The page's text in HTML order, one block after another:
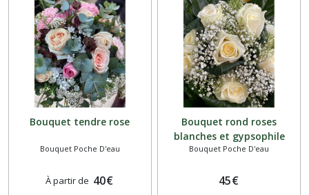
Bouquet tendre rose
Bouquet Poche D'eau
À partir de 40€
Bouquet rond roses
blanches et gypsophile
Bouquet Poche D'eau
45€